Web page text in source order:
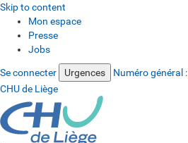
Skip to content
Mon espace
Presse
Jobs
Se connecter Urgences Numéro général :
CHU de Liège